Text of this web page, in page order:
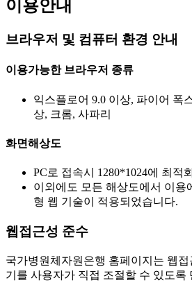
이용안내
브라우저 및 컴퓨터 환경 안내
이용가능한 브라우저 종류
익스플로어 9.0 이상, 파이어 폭
상, 크롬, 사파리
화면해상도
PC로 접속시 1280*1024에 최적
이외에도 모든 해상도에서 이용
형 웹 기술이 적용되었습니다.
웹접근성 준수
국가병원체자원은행 홈페이지는 웹
기를 사용자가 직접 조절할 수 있도록